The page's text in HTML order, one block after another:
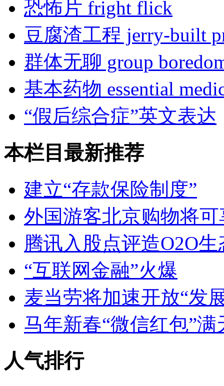
恐怖片 fright flick
豆腐渣工程 jerry-built
群体无聊 group
基本药物 essential
“假后综合症”英文表达
本栏目最新推荐
建立“存款保险制度”
外国游客北京购物将可
腾讯入股点评造O2O生
“互联网金融”火爆
麦当劳将加速开放“发
马年新春“微信红包”满
人气排行